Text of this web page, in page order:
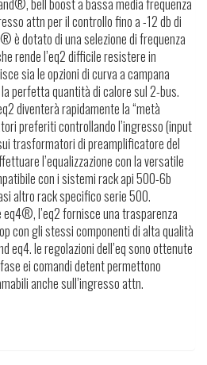
bell boost a bassa media frequenza
attn per il controllo fino a -12 db di
è dotato di una selezione di frequenza
rende l’eq2 difficile resistere in
sia le opzioni di curva a campana
perfetta quantità di calore sul 2-bus.
diventerà rapidamente la “metà
preferiti controllando l’ingresso (input
trasformatori di preamplificatore del
l’equalizzazione con la versatile
con i sistemi rack api 500-6b
altro rack specifico serie 500.
l’eq2 fornisce una trasparenza
con gli stessi componenti di alta qualità
eq4. le regolazioni dell’eq sono ottenute
ei comandi detent permettono
anche sull’ingresso attn.